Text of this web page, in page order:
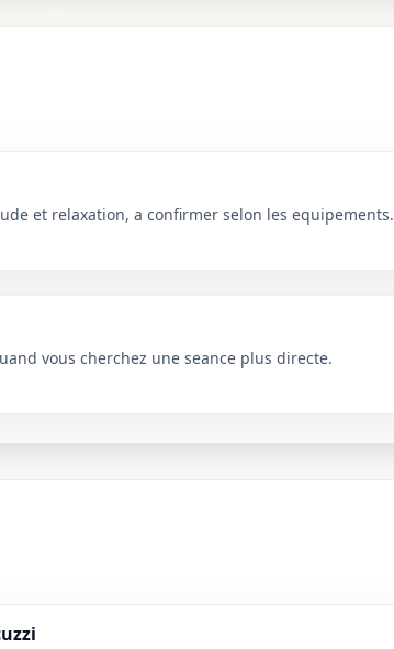
et relaxation, a confirmer selon les equipements.
vous cherchez une seance plus directe.